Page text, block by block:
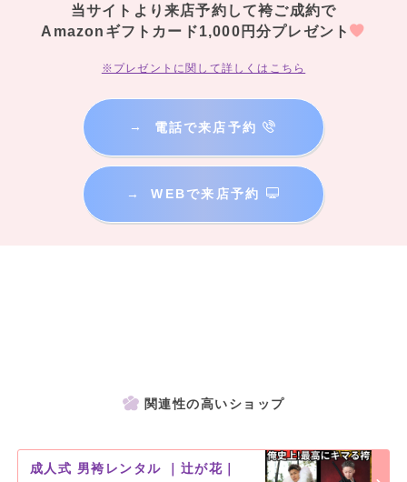
当サイトより来店予約して袴ご成約で
Amazonギフトカード1,000円分プレゼント
※プレゼントに関して詳しくはこちら
→ 電話で来店予約
→ WEBで来店予約
関連性の高いショップ
成人式 男袴レンタル ｜辻が花｜